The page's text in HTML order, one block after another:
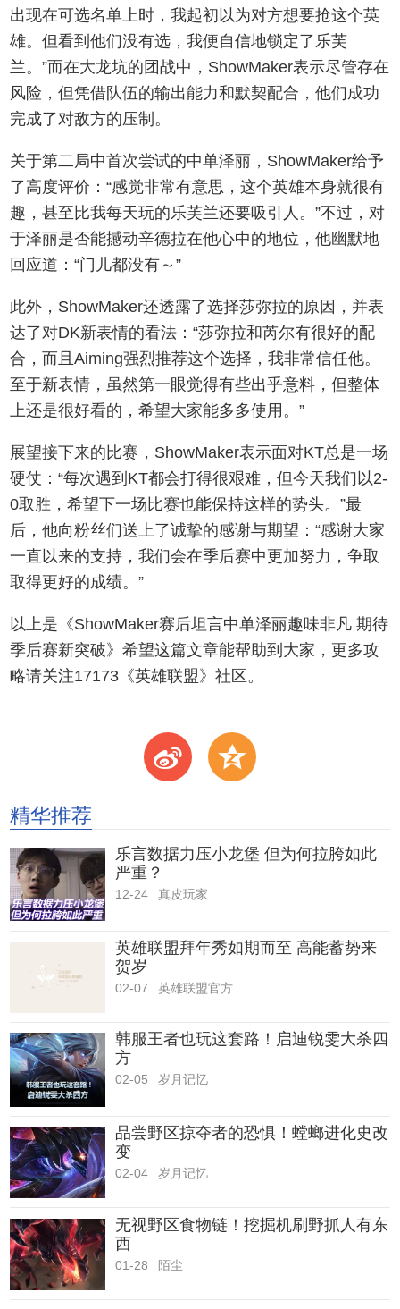
出现在可选名单上时，我起初以为对方想要抢这个英
雄。但看到他们没有选，我便自信地锁定了乐芙
兰。”而在大龙坑的团战中，ShowMaker表示尽管存在
风险，但凭借队伍的输出能力和默契配合，他们成功
完成了对敌方的压制。
关于第二局中首次尝试的中单泽丽，ShowMaker给予
了高度评价：“感觉非常有意思，这个英雄本身就很有
趣，甚至比我每天玩的乐芙兰还要吸引人。”不过，对
于泽丽是否能撼动辛德拉在他心中的地位，他幽默地
回应道：“门儿都没有～”
此外，ShowMaker还透露了选择莎弥拉的原因，并表
达了对DK新表情的看法：“莎弥拉和芮尔有很好的配
合，而且Aiming强烈推荐这个选择，我非常信任他。
至于新表情，虽然第一眼觉得有些出乎意料，但整体
上还是很好看的，希望大家能多多使用。”
展望接下来的比赛，ShowMaker表示面对KT总是一场
硬仗：“每次遇到KT都会打得很艰难，但今天我们以2-
0取胜，希望下一场比赛也能保持这样的势头。”最
后，他向粉丝们送上了诚挚的感谢与期望：“感谢大家
一直以来的支持，我们会在季后赛中更加努力，争取
取得更好的成绩。”
以上是《ShowMaker赛后坦言中单泽丽趣味非凡 期待
季后赛新突破》希望这篇文章能帮助到大家，更多攻
略请关注17173《英雄联盟》社区。
t z
精华推荐
乐言数据力压小龙堡 但为何拉胯如此
严重？
12-24 真皮玩家
英雄联盟拜年秀如期而至 高能蓄势来
贺岁
02-07 英雄联盟官方
韩服王者也玩这套路！启迪锐雯大杀四
方
02-05 岁月记忆
品尝野区掠夺者的恐惧！螳螂进化史改
变
02-04 岁月记忆
无视野区食物链！挖掘机刷野抓人有东
西
01-28 陌尘